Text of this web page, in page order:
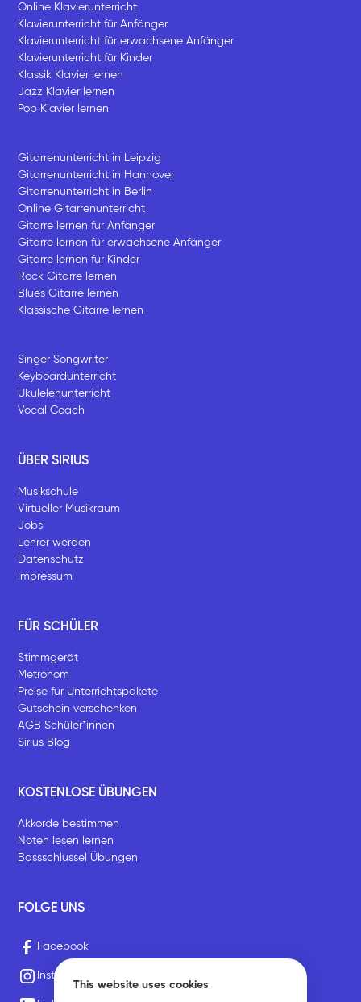
This website uses cookies
Online Klavierunterricht
Klavierunterricht für Anfänger
Klavierunterricht für erwachsene Anfänger
Klavierunterricht für Kinder
Klassik Klavier lernen
Jazz Klavier lernen
Pop Klavier lernen
Gitarrenunterricht in Leipzig
Gitarrenunterricht in Hannover
Gitarrenunterricht in Berlin
Online Gitarrenunterricht
Gitarre lernen für Anfänger
Gitarre lernen für erwachsene Anfänger
Gitarre lernen für Kinder
Rock Gitarre lernen
Blues Gitarre lernen
Klassische Gitarre lernen
Singer Songwriter
Keyboardunterricht
Ukulelenunterricht
Vocal Coach
ÜBER SIRIUS
Musikschule
Virtueller Musikraum
Jobs
Lehrer werden
Datenschutz
Impressum
FÜR SCHÜLER
Stimmgerät
Metronom
Preise für Unterrichtspakete
Gutschein verschenken
AGB Schüler*innen
Sirius Blog
KOSTENLOSE ÜBUNGEN
Akkorde bestimmen
Noten lesen lernen
Bassschlüssel Übungen
FOLGE UNS
Facebook
Instagram